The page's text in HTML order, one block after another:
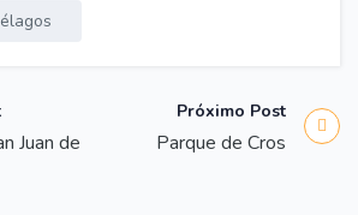
Juan de
Próximo Post
Parque de Cros